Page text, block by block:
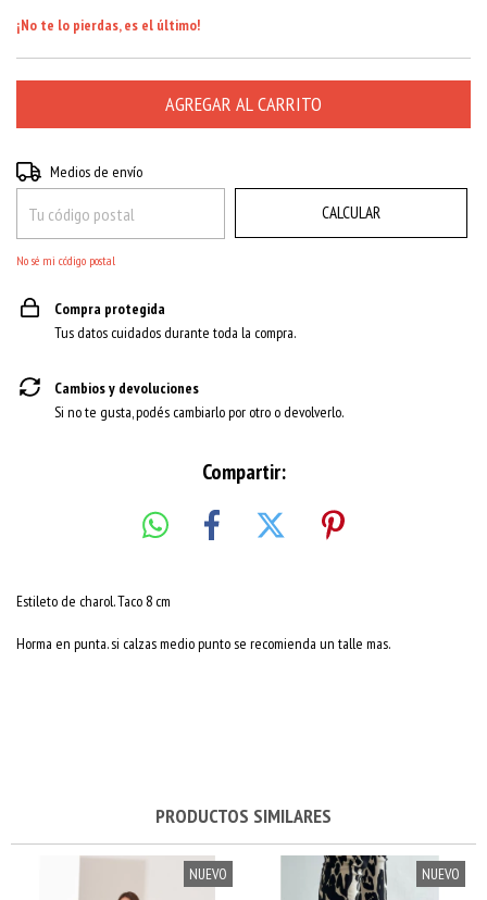
¡No te lo pierdas, es el último!
Entregas para el CP:
Medios de envío
CALCULAR
No sé mi código postal
Compra protegida
Tus datos cuidados durante toda la compra.
Cambios y devoluciones
Si no te gusta, podés cambiarlo por otro o devolverlo.
Compartir:
Estileto de charol. Taco 8 cm
Horma en punta. si calzas medio punto se recomienda un talle mas.
PRODUCTOS SIMILARES
NUEVO NUEVO